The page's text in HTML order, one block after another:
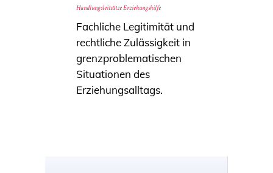
Handlungsleitsätze Erziehungshilfe
Fachliche Legitimität und
rechtliche Zulässigkeit in
grenzproblematischen
Situationen des
Erziehungsalltags.